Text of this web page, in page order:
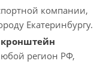
компании,
Екатеринбургу.
регион РФ,